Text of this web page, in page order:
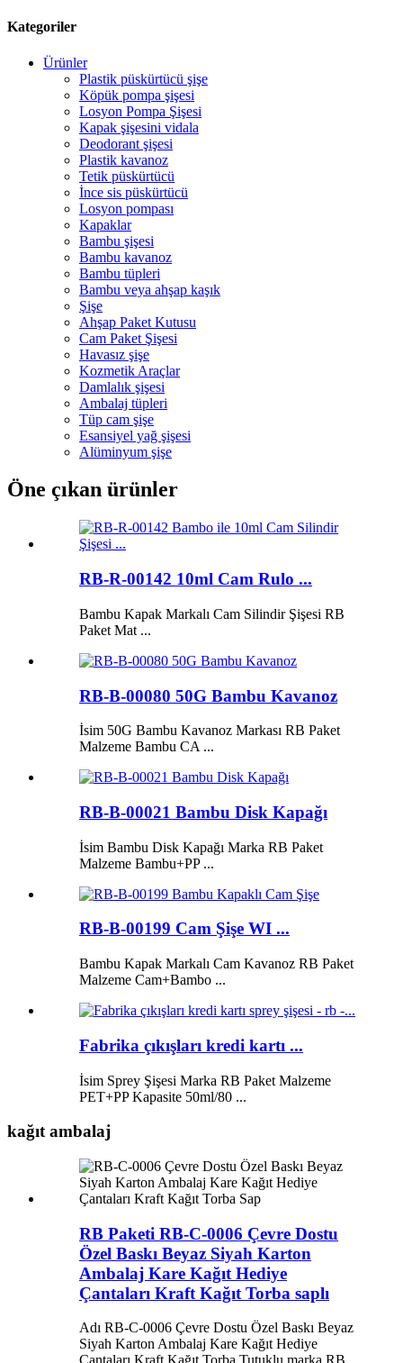
Kategoriler
Ürünler
Plastik püskürtücü şişe
Köpük pompa şişesi
Losyon Pompa Şişesi
Kapak şişesini vidala
Deodorant şişesi
Plastik kavanoz
Tetik püskürtücü
İnce sis püskürtücü
Losyon pompası
Kapaklar
Bambu şişesi
Bambu kavanoz
Bambu tüpleri
Bambu veya ahşap kaşık
Şişe
Ahşap Paket Kutusu
Cam Paket Şişesi
Havasız şişe
Kozmetik Araçlar
Damlalık şişesi
Ambalaj tüpleri
Tüp cam şişe
Esansiyel yağ şişesi
Alüminyum şişe
Öne çıkan ürünler
RB-R-00142 10ml Cam Rulo ...
Bambu Kapak Markalı Cam Silindir Şişesi RB
Paket Mat ...
RB-B-00080 50G Bambu Kavanoz
İsim 50G Bambu Kavanoz Markası RB Paket
Malzeme Bambu CA ...
RB-B-00021 Bambu Disk Kapağı
İsim Bambu Disk Kapağı Marka RB Paket
Malzeme Bambu+PP ...
RB-B-00199 Cam Şişe WI ...
Bambu Kapak Markalı Cam Kavanoz RB Paket
Malzeme Cam+Bambo ...
Fabrika çıkışları kredi kartı ...
İsim Sprey Şişesi Marka RB Paket Malzeme
PET+PP Kapasite 50ml/80 ...
kağıt ambalaj
RB Paketi RB-C-0006 Çevre Dostu
Özel Baskı Beyaz Siyah Karton
Ambalaj Kare Kağıt Hediye
Çantaları Kraft Kağıt Torba saplı
Adı RB-C-0006 Çevre Dostu Özel Baskı Beyaz
Siyah Karton Ambalaj Kare Kağıt Hediye